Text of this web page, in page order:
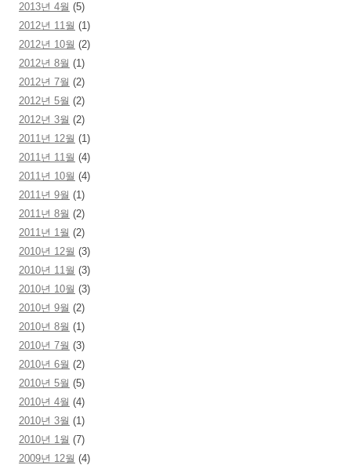
2013년 4월 (5)
2012년 11월 (1)
2012년 10월 (2)
2012년 8월 (1)
2012년 7월 (2)
2012년 5월 (2)
2012년 3월 (2)
2011년 12월 (1)
2011년 11월 (4)
2011년 10월 (4)
2011년 9월 (1)
2011년 8월 (2)
2011년 1월 (2)
2010년 12월 (3)
2010년 11월 (3)
2010년 10월 (3)
2010년 9월 (2)
2010년 8월 (1)
2010년 7월 (3)
2010년 6월 (2)
2010년 5월 (5)
2010년 4월 (4)
2010년 3월 (1)
2010년 1월 (7)
2009년 12월 (4)